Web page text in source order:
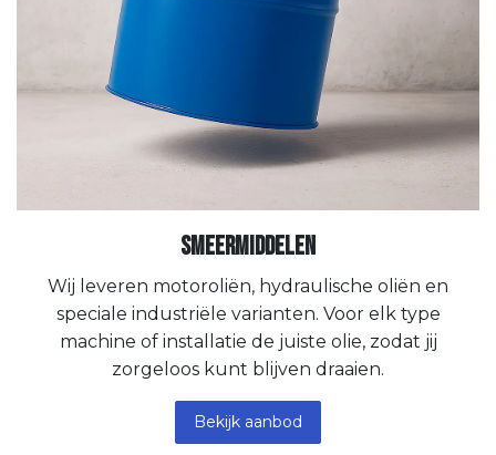
Smeermiddelen
Wij leveren motoroliën, hydraulische oliën en
speciale industriële varianten. Voor elk type
machine of installatie de juiste olie, zodat jij
zorgeloos kunt blijven draaien.
Bekijk aanbod